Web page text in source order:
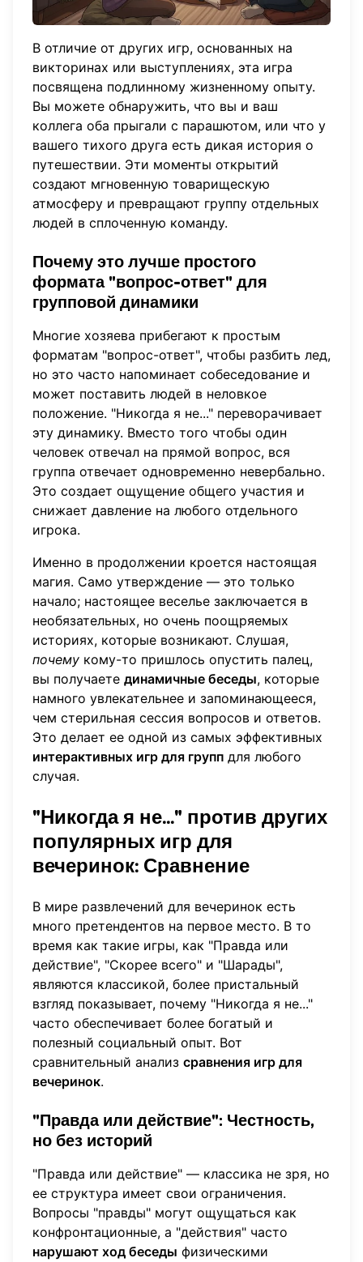
В отличие от других игр, основанных на
викторинах или выступлениях, эта игра
посвящена подлинному жизненному опыту.
Вы можете обнаружить, что вы и ваш
коллега оба прыгали с парашютом, или что у
вашего тихого друга есть дикая история о
путешествии. Эти моменты открытий
создают мгновенную товарищескую
атмосферу и превращают группу отдельных
людей в сплоченную команду.
Почему это лучше простого
формата "вопрос-ответ" для
групповой динамики
Многие хозяева прибегают к простым
форматам "вопрос-ответ", чтобы разбить лед,
но это часто напоминает собеседование и
может поставить людей в неловкое
положение. "Никогда я не..." переворачивает
эту динамику. Вместо того чтобы один
человек отвечал на прямой вопрос, вся
группа отвечает одновременно невербально.
Это создает ощущение общего участия и
снижает давление на любого отдельного
игрока.
Именно в продолжении кроется настоящая
магия. Само утверждение — это только
начало; настоящее веселье заключается в
необязательных, но очень поощряемых
историях, которые возникают. Слушая,
почему кому-то пришлось опустить палец,
вы получаете динамичные беседы, которые
намного увлекательнее и запоминающееся,
чем стерильная сессия вопросов и ответов.
Это делает ее одной из самых эффективных
интерактивных игр для групп для любого
случая.
"Никогда я не..." против других
популярных игр для
вечеринок: Сравнение
В мире развлечений для вечеринок есть
много претендентов на первое место. В то
время как такие игры, как "Правда или
действие", "Скорее всего" и "Шарады",
являются классикой, более пристальный
взгляд показывает, почему "Никогда я не..."
часто обеспечивает более богатый и
полезный социальный опыт. Вот
сравнительный анализ сравнения игр для
вечеринок.
"Правда или действие": Честность,
но без историй
"Правда или действие" — классика не зря, но
ее структура имеет свои ограничения.
Вопросы "правды" могут ощущаться как
конфронтационные, а "действия" часто
нарушают ход беседы физическими